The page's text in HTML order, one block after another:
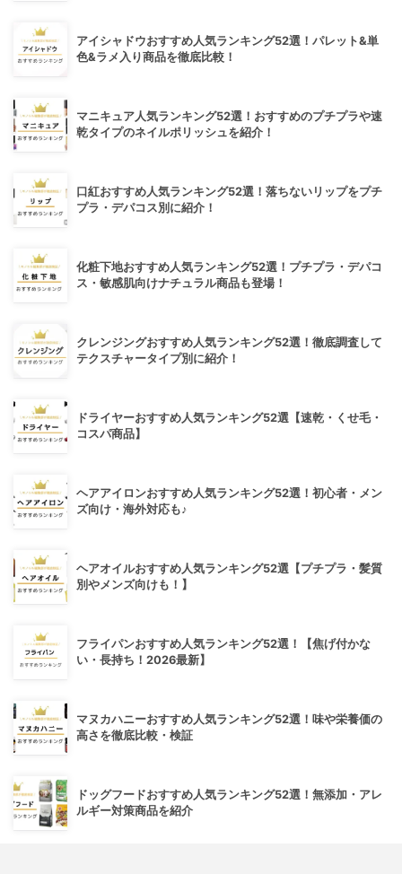
アイシャドウおすすめ人気ランキング52選！パレット&単
色&ラメ入り商品を徹底比較！
マニキュア人気ランキング52選！おすすめのプチプラや速
乾タイプのネイルポリッシュを紹介！
口紅おすすめ人気ランキング52選！落ちないリップをプチ
プラ・デパコス別に紹介！
化粧下地おすすめ人気ランキング52選！プチプラ・デパコ
ス・敏感肌向けナチュラル商品も登場！
クレンジングおすすめ人気ランキング52選！徹底調査して
テクスチャータイプ別に紹介！
ドライヤーおすすめ人気ランキング52選【速乾・くせ毛・
コスパ商品】
ヘアアイロンおすすめ人気ランキング52選！初心者・メン
ズ向け・海外対応も♪
ヘアオイルおすすめ人気ランキング52選【プチプラ・髪質
別やメンズ向けも！】
フライパンおすすめ人気ランキング52選！【焦げ付かな
い・長持ち！2026最新】
マヌカハニーおすすめ人気ランキング52選！味や栄養価の
高さを徹底比較・検証
ドッグフードおすすめ人気ランキング52選！無添加・アレ
ルギー対策商品を紹介